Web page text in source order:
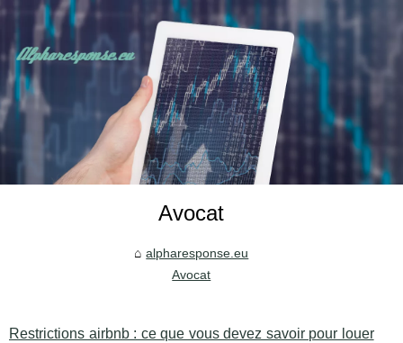
Avocat
alpharesponse.eu
Avocat
Restrictions airbnb : ce que vous devez savoir pour louer